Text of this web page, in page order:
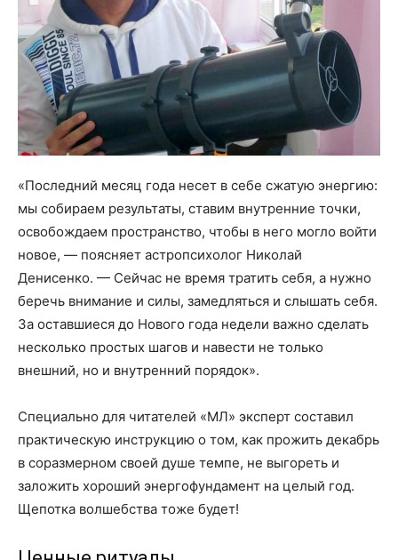
«Последний месяц года несет в себе сжатую энергию:
мы собираем результаты, ставим внутренние точки,
освобождаем пространство, чтобы в него могло войти
новое, — поясняет астропсихолог Николай
Денисенко. — Сейчас не время тратить себя, а нужно
беречь внимание и силы, замедляться и слышать себя.
За оставшиеся до Нового года недели важно сделать
несколько простых шагов и навести не только
внешний, но и внутренний порядок».
Специально для читателей «МЛ» эксперт составил
практическую инструкцию о том, как прожить декабрь
в соразмерном своей душе темпе, не выгореть и
заложить хороший энергофундамент на целый год.
Щепотка волшебства тоже будет!